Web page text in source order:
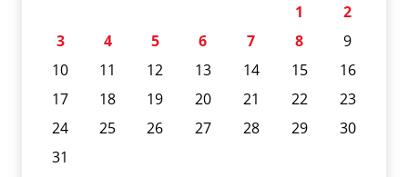
1
2
3
4 5 6 7 8
9
10
11 12 13 14 15
16
17
18 19 20 21 22
23
24
25 26 27 28 29
30
31